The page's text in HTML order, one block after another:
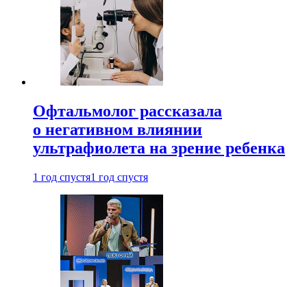
Офтальмолог рассказала
о негативном влиянии
ультрафиолета на зрение ребенка
1 год спустя1 год спустя